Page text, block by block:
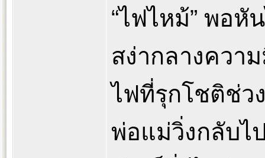
“ไฟไหม้” พอหั
สง่ากลางควา
ไฟที่รุกโชติช่ว
พ่อแม่วิ่งกลับไ